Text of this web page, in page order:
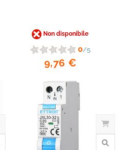
Non disponibile
0/5
9,76 €